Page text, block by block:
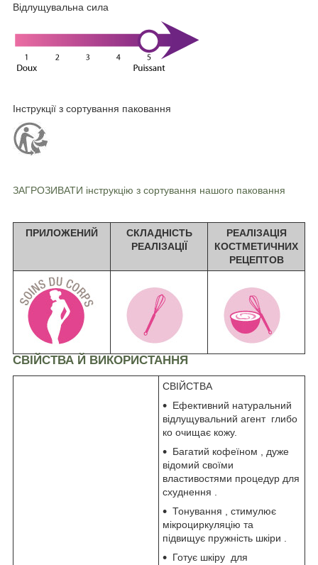
Відлущувальна сила
Інструкції з сортування паковання
ЗАГРОЗИВАТИ інструкцію з сортування нашого паковання
ПРИЛОЖЕНИЙ
СКЛАДНІСТЬ
РЕАЛІЗАЦІЇ
РЕАЛІЗАЦІЯ
КОСТМЕТИЧНИХ
РЕЦЕПТОВ
СВІЙСТВА Й ВИКОРИСТАННЯ
СВІЙСТВА
Ефективний натуральний
відлущувальний агент глибо
ко очищає кожу.
Багатий кофеїном , дуже
відомий своїми
властивостями процедур для
схуднення .
Тонування , стимулює
мікроциркуляцію та
підвищує пружність шкіри .
Готує шкіру для